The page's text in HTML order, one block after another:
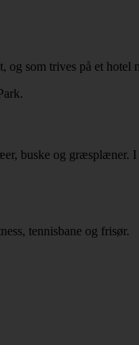
som trives på et hotel
buske og græsplæner.
tennisbane og frisør.